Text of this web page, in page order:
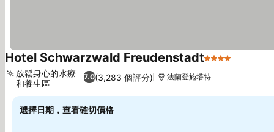
Hotel Schwarzwald Freudenstadt4 星級
7.0(3,283 個評分)
放鬆身心的水療
和養生區
法蘭登施塔特
選擇日期，查看確切價格